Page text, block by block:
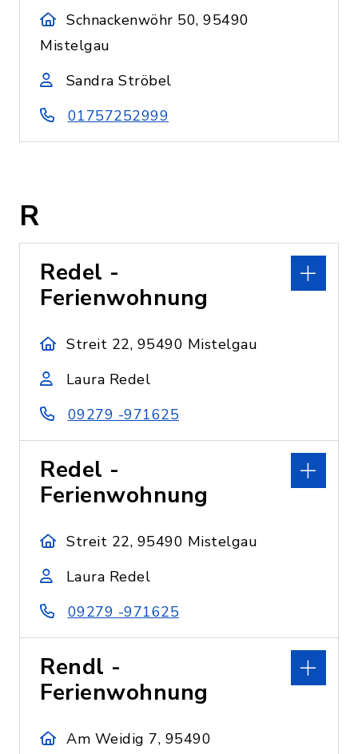
Schnackenwöhr 50, 95490
Mistelgau
Sandra Ströbel
01757252999
R
Redel -
Ferienwohnung
Streit 22, 95490 Mistelgau
Laura Redel
09279 -971625
Redel -
Ferienwohnung
Streit 22, 95490 Mistelgau
Laura Redel
09279 -971625
Rendl -
Ferienwohnung
Am Weidig 7, 95490